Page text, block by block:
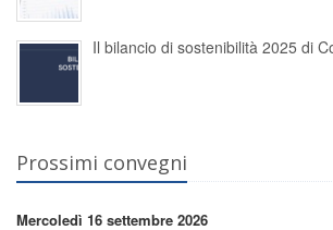
Il bilancio di sostenibilità 2025 di
Prossimi convegni
Mercoledì 16 settembre 2026